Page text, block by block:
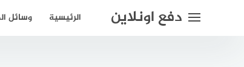
دفع اونلاين الرئيسية وسائل